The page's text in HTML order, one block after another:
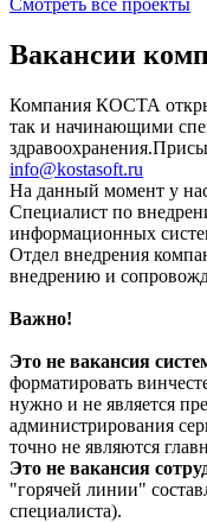
Смотреть все проекты
Вакансии
Компания КОСТА
так и начинающими
info@kostasoft.ru
На данный момент у
Специалист по
информационных
Отдел внедрения
внедрению и
Важно!
Это не вакансия
форматировать
нужно и не является
администрирования
точно не являются
Это не вакансия
"горячей линии"
специалиста).